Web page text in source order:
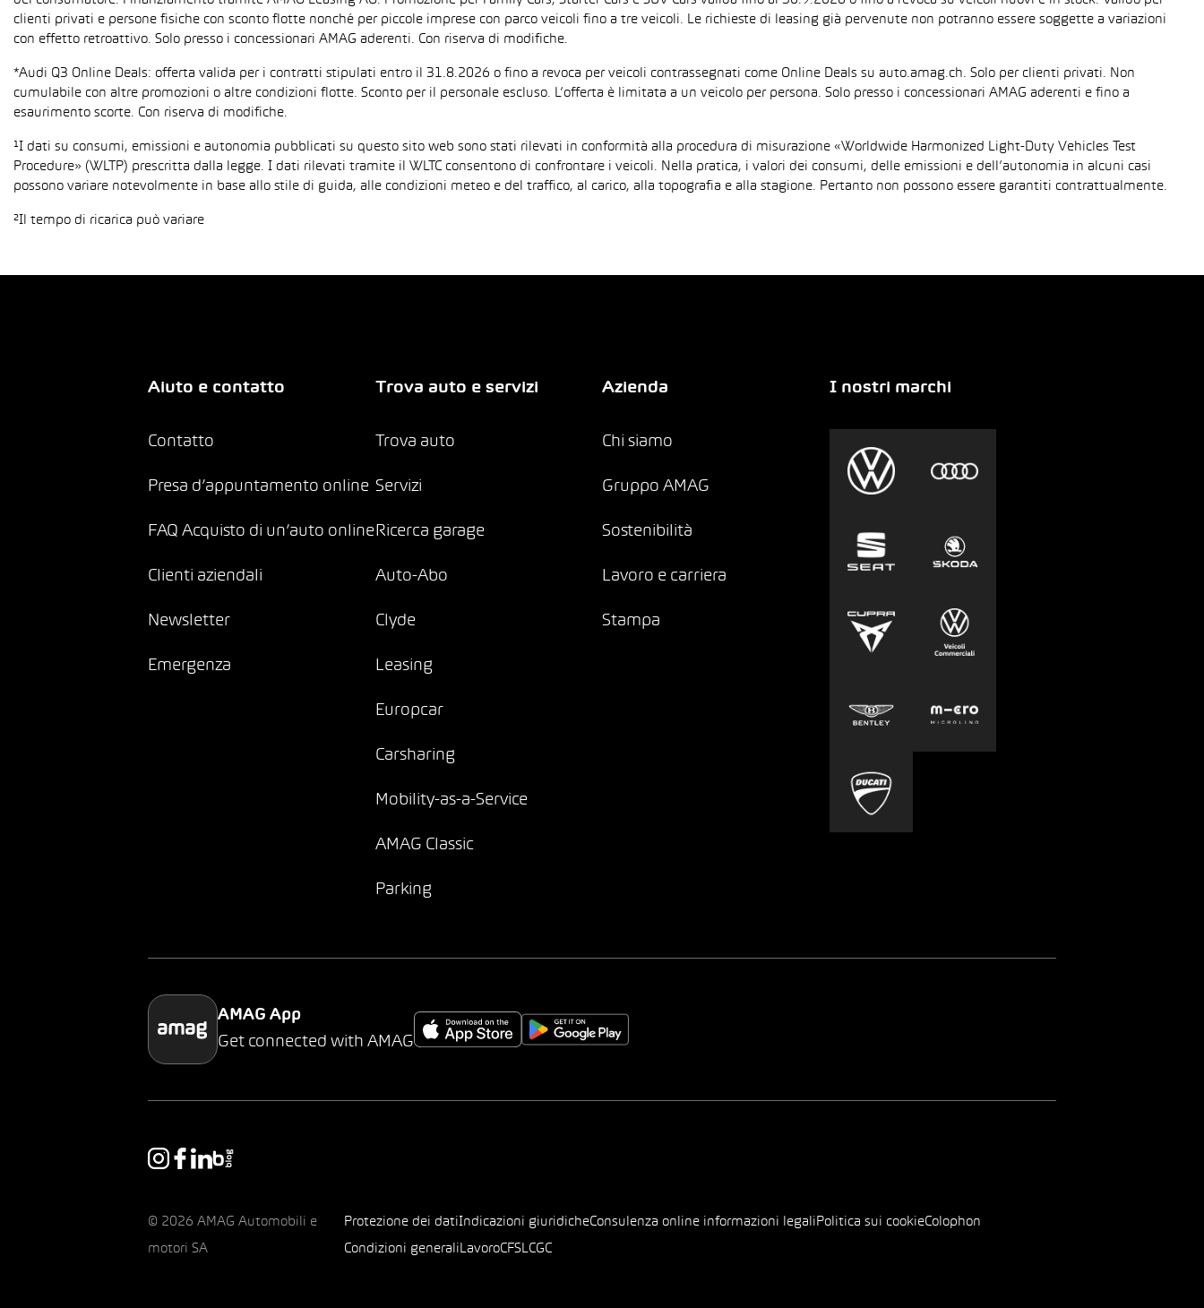
clienti privati e persone fisiche con sconto flotte nonché per piccole imprese con parco veicoli fino a tre veicoli. Le richieste di leasing già pervenute non potranno essere soggette a variazioni
con effetto retroattivo. Solo presso i concessionari AMAG aderenti. Con riserva di modifiche.
*Audi Q3 Online Deals: offerta valida per i contratti stipulati entro il 31.8.2026 o fino a revoca per veicoli contrassegnati come Online Deals su auto.amag.ch. Solo per clienti privati. Non
cumulabile con altre promozioni o altre condizioni flotte. Sconto per il personale escluso. L’offerta è limitata a un veicolo per persona. Solo presso i concessionari AMAG aderenti e fino a
esaurimento scorte. Con riserva di modifiche.
¹I dati su consumi, emissioni e autonomia pubblicati su questo sito web sono stati rilevati in conformità alla procedura di misurazione «Worldwide Harmonized Light-Duty Vehicles Test
Procedure» (WLTP) prescritta dalla legge. I dati rilevati tramite il WLTC consentono di confrontare i veicoli. Nella pratica, i valori dei consumi, delle emissioni e dell’autonomia in alcuni casi
possono variare notevolmente in base allo stile di guida, alle condizioni meteo e del traffico, al carico, alla topografia e alla stagione. Pertanto non possono essere garantiti contrattualmente.
²Il tempo di ricarica può variare
Aiuto e contatto
Contatto
Presa d’appuntamento online
FAQ Acquisto di un’auto online
Clienti aziendali
Newsletter
Emergenza
Trova auto e servizi
Trova auto
Servizi
Ricerca garage
Auto-Abo
Clyde
Leasing
Europcar
Carsharing
Mobility-as-a-Service
AMAG Classic
Parking
Azienda
Chi siamo
Gruppo AMAG
Sostenibilità
Lavoro e carriera
Stampa
I nostri marchi
AMAG App
Get connected with AMAG
© 2026 AMAG Automobili e
motori SA
Protezione dei datiIndicazioni giuridicheConsulenza online informazioni legali Politica sui cookieColophon
Condizioni generali LavoroCFSLCGC